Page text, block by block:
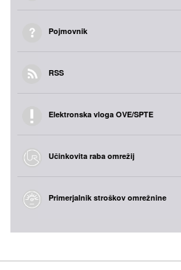
Pojmovnik
RSS
Elektronska vloga OVE/SPTE
Učinkovita raba omrežij
Primerjalnik stroškov omrežnine